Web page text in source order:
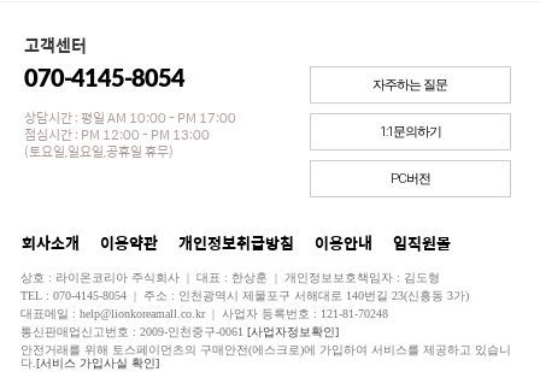
고객센터
070-4145-8054
상담시간 : 평일 AM 10:00 - PM 17:00
점심시간 : PM 12:00 - PM 13:00
(토요일,일요일,공휴일 휴무)
자주하는 질문
1:1문의하기
PC버전
회사소개 이용약관 개인정보취급방침 이용안내 임직원몰
상호 : 라이온코리아 주식회사 | 대표 : 한상훈 | 개인정보보호책임자 : 김도형
TEL : 070-4145-8054 | 주소 : 인천광역시 제물포구 서해대로 140번길 23(신흥동 3가)
대표메일 : help@lionkoreamall.co.kr | 사업자 등록번호 : 121-81-70248
통신판매업신고번호 : 2009-인천중구-0061 [사업자정보확인]
안전거래를 위해 토스페이먼츠의 구매안전(에스크로)에 가입하여 서비스를 제공하고 있습니
다. [서비스 가입사실 확인]